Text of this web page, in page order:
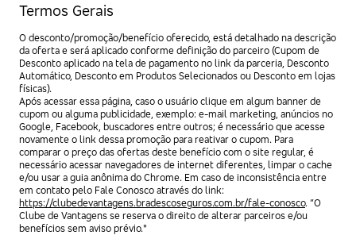
Termos Gerais
O desconto/promoção/benefício oferecido, está detalhado na descrição
da oferta e será aplicado conforme definição do parceiro (Cupom de
Desconto aplicado na tela de pagamento no link da parceria, Desconto
Automático, Desconto em Produtos Selecionados ou Desconto em lojas
físicas).
Após acessar essa página, caso o usuário clique em algum banner de
cupom ou alguma publicidade, exemplo: e-mail marketing, anúncios no
Google, Facebook, buscadores entre outros; é necessário que acesse
novamente o link dessa promoção para reativar o cupom. Para
comparar o preço das ofertas deste benefício com o site regular, é
necessário acessar navegadores de internet diferentes, limpar o cache
e/ou usar a guia anônima do Chrome. Em caso de inconsistência entre
em contato pelo Fale Conosco através do link:
https://clubedevantagens.bradescoseguros.com.br/fale-conosco. “O
Clube de Vantagens se reserva o direito de alterar parceiros e/ou
benefícios sem aviso prévio."